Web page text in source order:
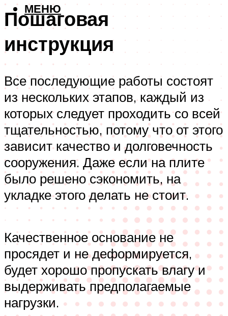
МЕНЮ
Пошаговая
инструкция
Все последующие работы состоят
из нескольких этапов, каждый из
которых следует проходить со всей
тщательностью, потому что от этого
зависит качество и долговечность
сооружения. Даже если на плите
было решено сэкономить, на
укладке этого делать не стоит.
Качественное основание не
просядет и не деформируется,
будет хорошо пропускать влагу и
выдерживать предполагаемые
нагрузки.